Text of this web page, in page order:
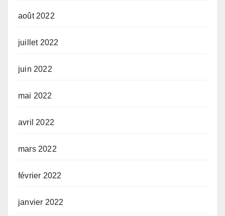
août 2022
juillet 2022
juin 2022
mai 2022
avril 2022
mars 2022
février 2022
janvier 2022